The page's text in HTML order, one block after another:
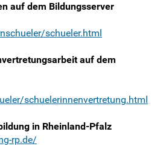
SchülerInnenvertretungen
auf dem Bildungsserver
schueler.html
auf dem
schuelerinnenvertretung.html
in Rheinland-Pfalz
rp.de/